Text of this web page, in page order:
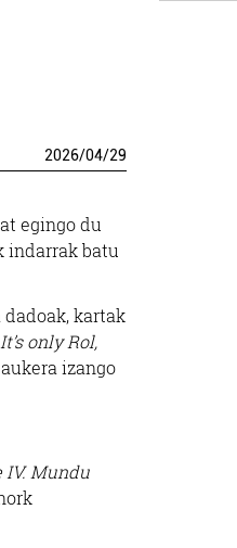
2026/04/29
egingo du
indarrak batu
kartak
It’s only Rol,
izango
IV. Mundu